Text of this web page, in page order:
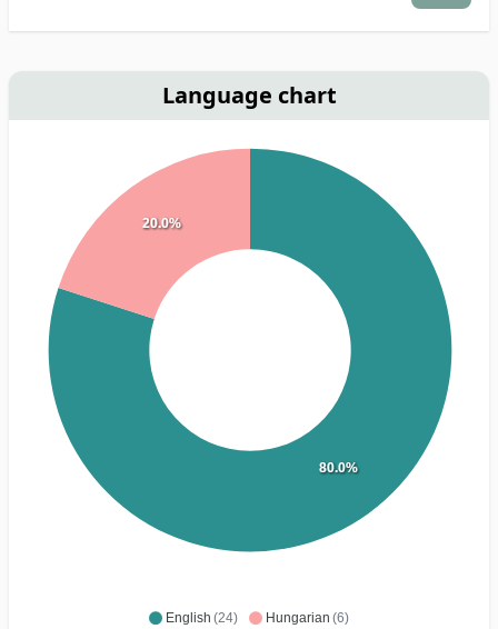
Language chart
English (24) Hungarian (6)
80.0%
20.0%